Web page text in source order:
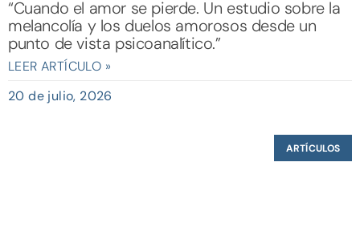
“Cuando el amor se pierde. Un estudio sobre la
melancolía y los duelos amorosos desde un
punto de vista psicoanalítico.”
LEER ARTÍCULO »
20 de julio, 2026
ARTÍCULOS